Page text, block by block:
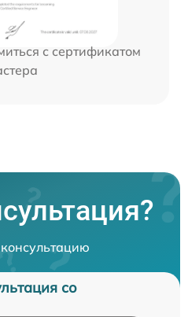
с сертификатом
со